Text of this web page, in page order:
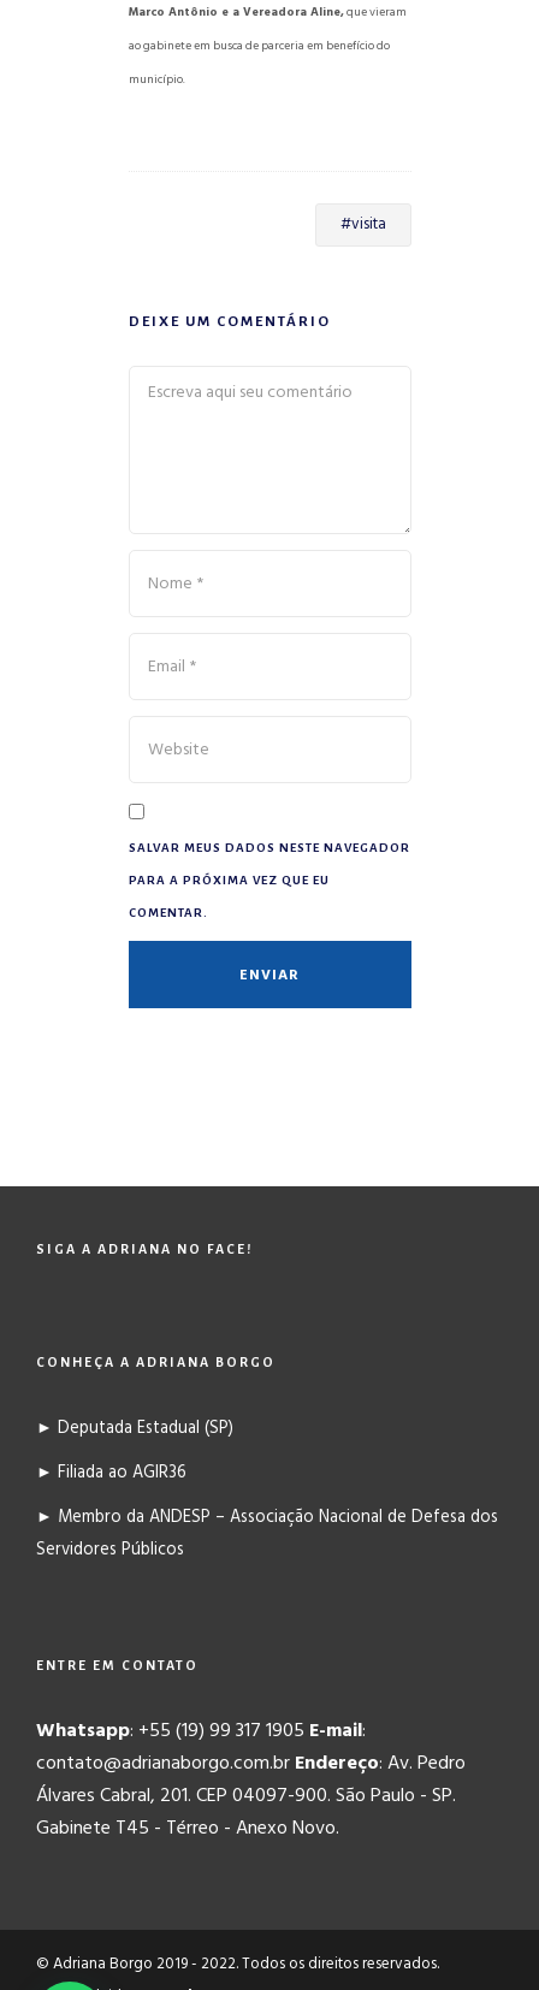
Marco Antônio e a Vereadora Aline,que vieram
ao gabinete em busca de parceria em benefício do
município.
#visita
DEIXE UM COMENTÁRIO
SALVAR MEUS DADOS NESTE NAVEGADOR
PARA A PRÓXIMA VEZ QUE EU
COMENTAR.
SIGA A ADRIANA NO FACE!
CONHEÇA A ADRIANA BORGO
► Deputada Estadual (SP)
► Filiada ao AGIR36
► Membro da ANDESP – Associação Nacional de Defesa dos
Servidores Públicos
ENTRE EM CONTATO
Whatsapp: +55 (19) 99 317 1905 E-mail:
contato@adrianaborgo.com.brEndereço: Av. Pedro
Álvares Cabral, 201. CEP 04097-900. São Paulo - SP.
Gabinete T45 - Térreo - Anexo Novo.
© Adriana Borgo 2019 - 2022. Todos os direitos reservados.